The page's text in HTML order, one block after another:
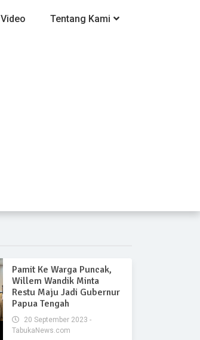
Video Tentang Kami
Pamit Ke Warga Puncak,
Willem Wandik Minta
Restu Maju Jadi Gubernur
Papua Tengah
20 September 2023 -
TabukaNews.com